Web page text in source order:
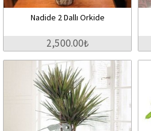
Nadide 2 Dallı Orkide
2,500.00₺